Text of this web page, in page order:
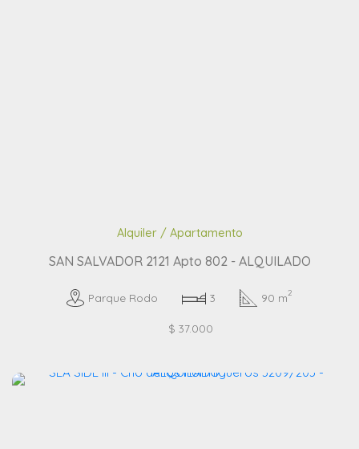
Alquiler / Apartamento
SAN SALVADOR 2121 Apto 802 - ALQUILADO
Parque Rodo 3 90 m2
$ 37.000